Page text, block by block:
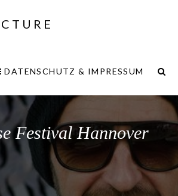
DATENSCHUTZ & IMPRESSUM
Festival Hannover